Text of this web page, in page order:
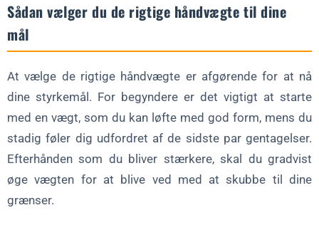
Sådan vælger du de rigtige håndvægte til dine
mål
At vælge de rigtige håndvægte er afgørende for at nå
dine styrkemål. For begyndere er det vigtigt at starte
med en vægt, som du kan løfte med god form, mens du
stadig føler dig udfordret af de sidste par gentagelser.
Efterhånden som du bliver stærkere, skal du gradvist
øge vægten for at blive ved med at skubbe til dine
grænser.